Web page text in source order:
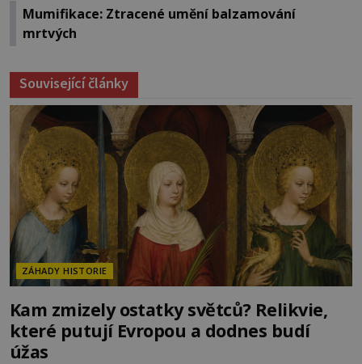
Mumifikace: Ztracené umění balzamování
mrtvých
Související články
ZÁHADY HISTORIE
Kam zmizely ostatky světců? Relikvie,
které putují Evropou a dodnes budí
úžas